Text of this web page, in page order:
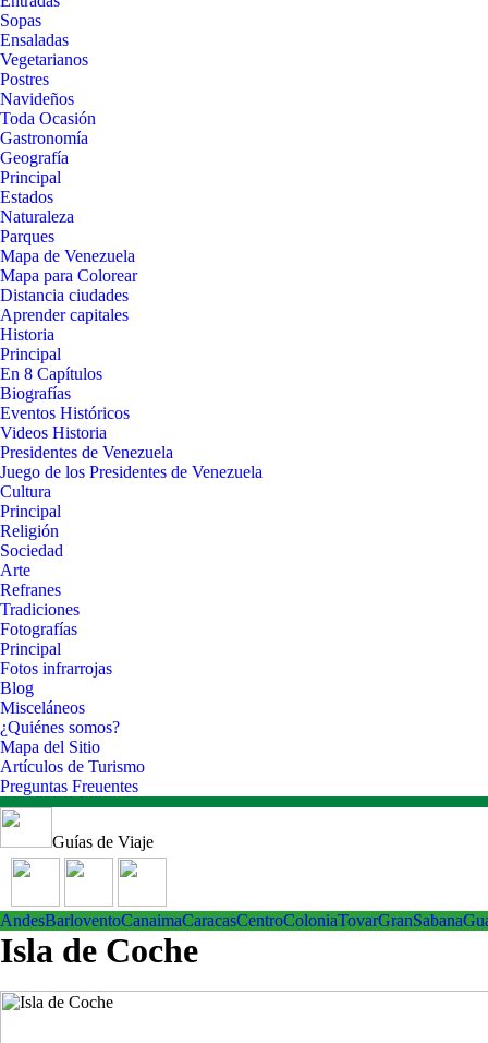
Sopas
Ensaladas
Vegetarianos
Postres
Navideños
Toda Ocasión
Gastronomía
Geografía
Principal
Estados
Naturaleza
Parques
Mapa de Venezuela
Mapa para Colorear
Distancia ciudades
Aprender capitales
Historia
Principal
En 8 Capítulos
Biografías
Eventos Históricos
Videos Historia
Presidentes de Venezuela
Juego de los Presidentes de Venezuela
Cultura
Principal
Religión
Sociedad
Arte
Refranes
Tradiciones
Fotografías
Principal
Fotos infrarrojas
Blog
Misceláneos
¿Quiénes somos?
Mapa del Sitio
Artículos de Turismo
Preguntas Freuentes
Guías de Viaje
AndesBarloventoCanaimaCaracasCentroColoniaTovarGranSabana
Isla de Coche